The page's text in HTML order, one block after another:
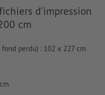
d'impression
cm
fond perdu) : 102 x 227 cm